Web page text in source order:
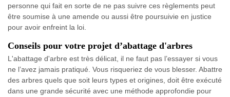
personne qui fait en sorte de ne pas suivre ces règlements peut
être soumise à une amende ou aussi être poursuivie en justice
pour avoir enfreint la loi.
Conseils pour votre projet d’abattage d'arbres
L'abattage d'arbre est très délicat, il ne faut pas l’essayer si vous
ne l’avez jamais pratiqué. Vous risqueriez de vous blesser. Abattre
des arbres quels que soit leurs types et origines, doit être exécuté
dans une grande sécurité avec une méthode approfondie pour